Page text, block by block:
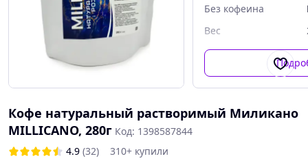
Без кофеина
Вес
Кофе натуральный растворимый Миликано
MILLICANO, 280г Код: 1398587844
4.9 (32)
310+ купили